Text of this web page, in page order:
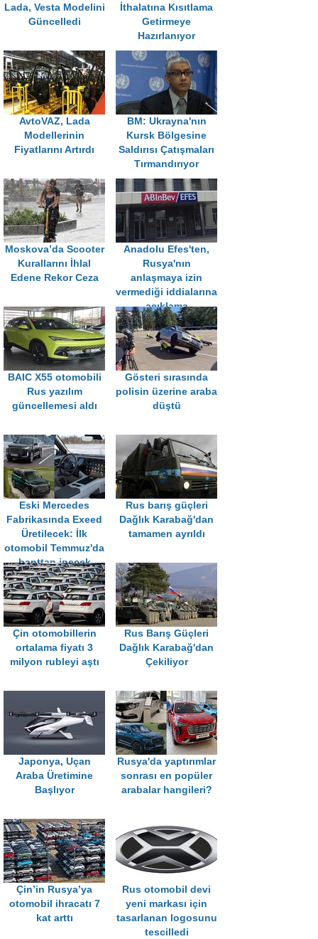
Lada, Vesta Modelini
Güncelledi
İthalatına Kısıtlama
Getirmeye
Hazırlanıyor
AvtoVAZ, Lada
Modellerinin
Fiyatlarını Artırdı
BM: Ukrayna'nın
Kursk Bölgesine
Saldırısı Çatışmaları
Tırmandırıyor
Moskova’da Scooter
Kurallarını İhlal
Edene Rekor Ceza
Anadolu Efes'ten,
Rusya'nın
anlaşmaya izin
vermediği iddialarına
açıklama
BAIC X55 otomobili
Rus yazılım
güncellemesi aldı
Gösteri sırasında
polisin üzerine araba
düştü
Eski Mercedes
Fabrikasında Exeed
Üretilecek: İlk
otomobil Temmuz'da
banttan inecek
Rus barış güçleri
Dağlık Karabağ'dan
tamamen ayrıldı
Çin otomobillerin
ortalama fiyatı 3
milyon rubleyi aştı
Rus Barış Güçleri
Dağlık Karabağ'dan
Çekiliyor
Japonya, Uçan
Araba Üretimine
Başlıyor
Rusya'da yaptırımlar
sonrası en popüler
arabalar hangileri?
Çin’in Rusya’ya
otomobil ihracatı 7
kat arttı
Rus otomobil devi
yeni markası için
tasarlanan logosunu
tescilledi